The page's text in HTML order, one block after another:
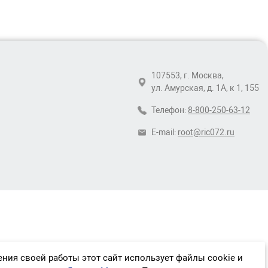
107553, г. Москва,
ул. Амурская, д. 1А, к 1, 155
Телефон: 8-800-250-63-12
E-mail: root@ric072.ru
своей работы этот сайт использует файлы cookie и